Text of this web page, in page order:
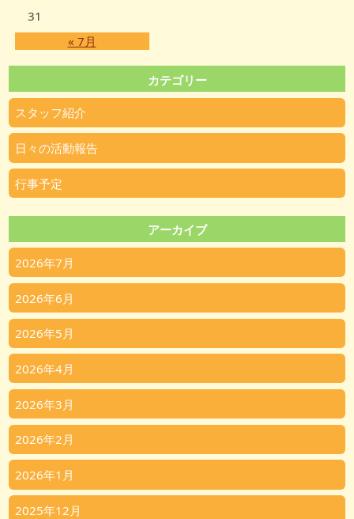
« 7月
31
カテゴリー
スタッフ紹介
日々の活動報告
行事予定
アーカイブ
2026年7月
2026年6月
2026年5月
2026年4月
2026年3月
2026年2月
2026年1月
2025年12月